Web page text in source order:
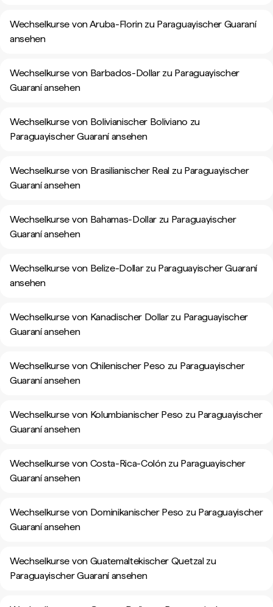
Wechselkurse von Aruba-Florin zu Paraguayischer Guaraní
ansehen
Wechselkurse von Barbados-Dollar zu Paraguayischer
Guaraní ansehen
Wechselkurse von Bolivianischer Boliviano zu
Paraguayischer Guaraní ansehen
Wechselkurse von Brasilianischer Real zu Paraguayischer
Guaraní ansehen
Wechselkurse von Bahamas-Dollar zu Paraguayischer
Guaraní ansehen
Wechselkurse von Belize-Dollar zu Paraguayischer Guaraní
ansehen
Wechselkurse von Kanadischer Dollar zu Paraguayischer
Guaraní ansehen
Wechselkurse von Chilenischer Peso zu Paraguayischer
Guaraní ansehen
Wechselkurse von Kolumbianischer Peso zu Paraguayischer
Guaraní ansehen
Wechselkurse von Costa-Rica-Colón zu Paraguayischer
Guaraní ansehen
Wechselkurse von Dominikanischer Peso zu Paraguayischer
Guaraní ansehen
Wechselkurse von Guatemaltekischer Quetzal zu
Paraguayischer Guaraní ansehen